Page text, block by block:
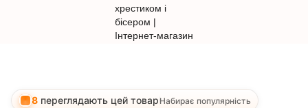
8 переглядають цей товар Набирає популярність